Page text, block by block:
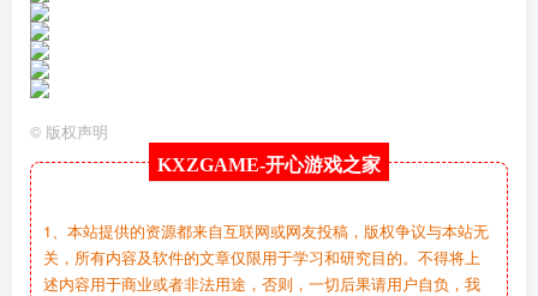
© 版权声明
KXZGAME-开心游戏之家
1、本站提供的资源都来自互联网或网友投稿，版权争议与本站无
关，所有内容及软件的文章仅限用于学习和研究目的。不得将上
述内容用于商业或者非法用途，否则，一切后果请用户自负，我